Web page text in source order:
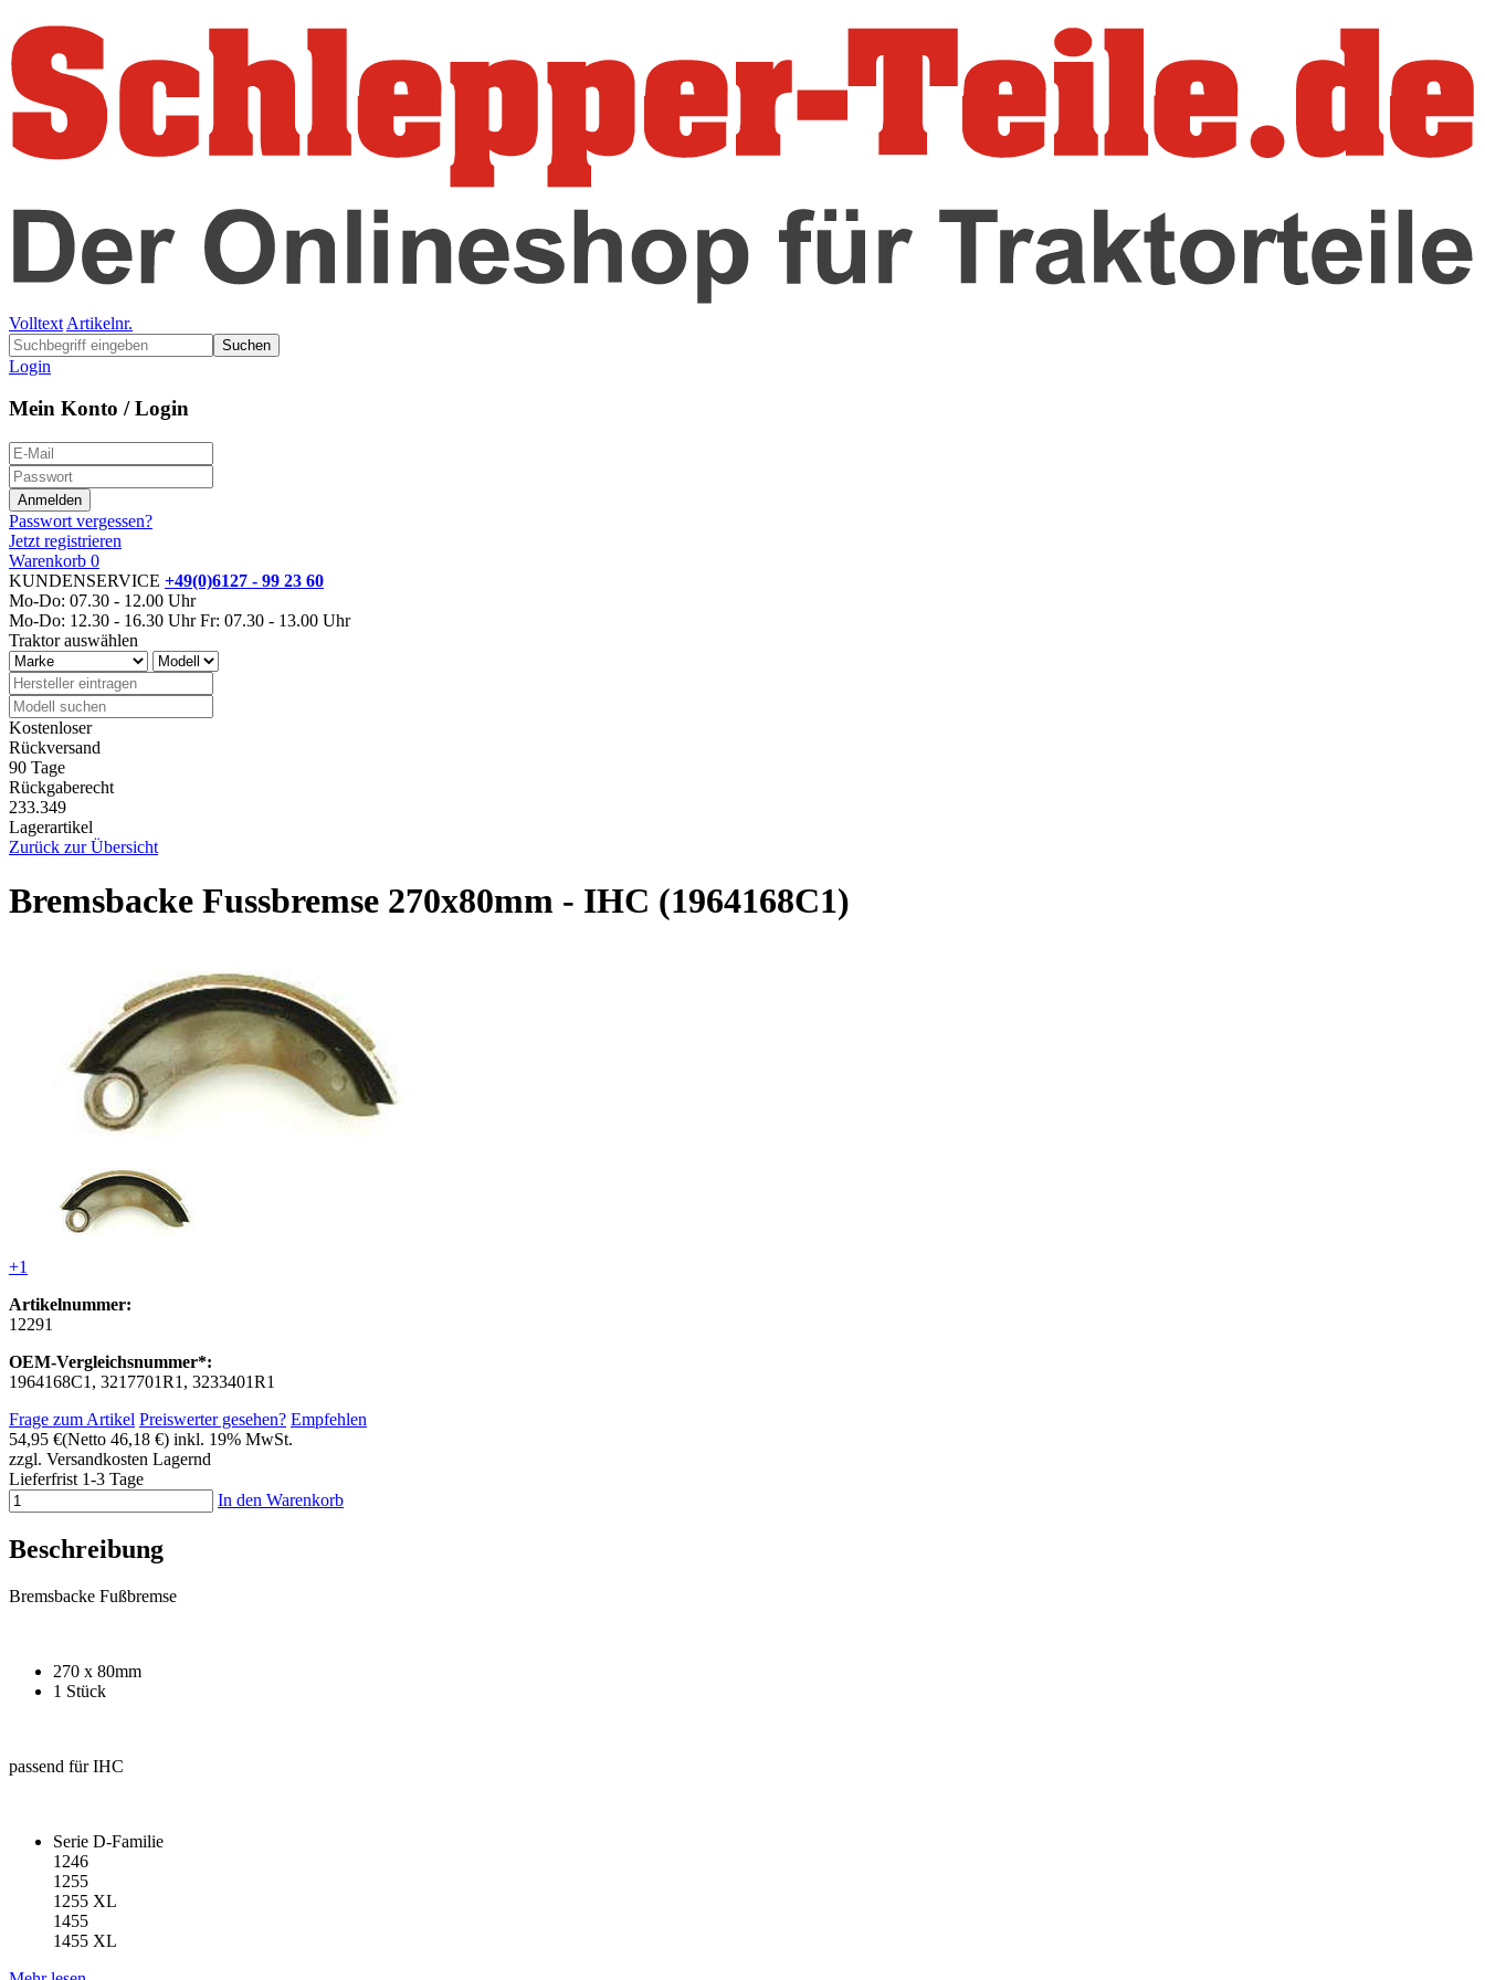
Volltext Artikelnr.
Suchen
Login
Mein Konto / Login
Passwort vergessen?
Jetzt registrieren
Warenkorb 0
KUNDENSERVICE +49(0)6127 - 99 23 60
Mo-Do: 07.30 - 12.00 Uhr
Mo-Do: 12.30 - 16.30 Uhr Fr: 07.30 - 13.00 Uhr
Traktor auswählen
Kostenloser
Rückversand
90 Tage
Rückgaberecht
233.349
Lagerartikel
Zurück zur Übersicht
Bremsbacke Fussbremse 270x80mm - IHC (1964168C1)
+1
Artikelnummer:
12291
OEM-Vergleichsnummer*:
1964168C1, 3217701R1, 3233401R1
Frage zum Artikel Preiswerter gesehen? Empfehlen
54,95 €(Netto 46,18 €) inkl. 19% MwSt.
zzgl. Versandkosten Lagernd
Lieferfrist 1-3 Tage
In den Warenkorb
Beschreibung
Bremsbacke Fußbremse
270 x 80mm
1 Stück
passend für IHC
Serie D-Familie
1246
1255
1255 XL
1455
1455 XL